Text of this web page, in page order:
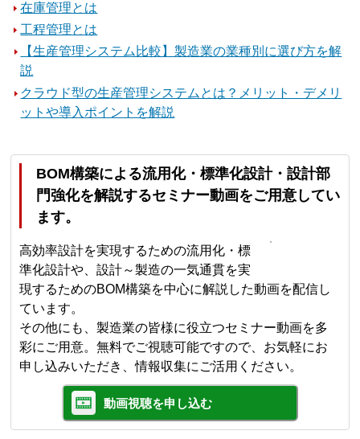
在庫管理とは
工程管理とは
【生産管理システム比較】製造業の業種別に選び方を解
説
クラウド型の生産管理システムとは？メリット・デメリ
ットや導入ポイントを解説
BOM構築による流用化・標準化設計・設計部
門強化を解説するセミナー動画をご用意してい
ます。
高効率設計を実現するための流用化・標
準化設計や、設計～製造の一気通貫を実
現するためのBOM構築を中心に解説した動画を配信し
ています。
その他にも、製造業の皆様に役立つセミナー動画を多
彩にご用意。無料でご視聴可能ですので、お気軽にお
申し込みいただき、情報収集にご活用ください。
動画視聴を申し込む